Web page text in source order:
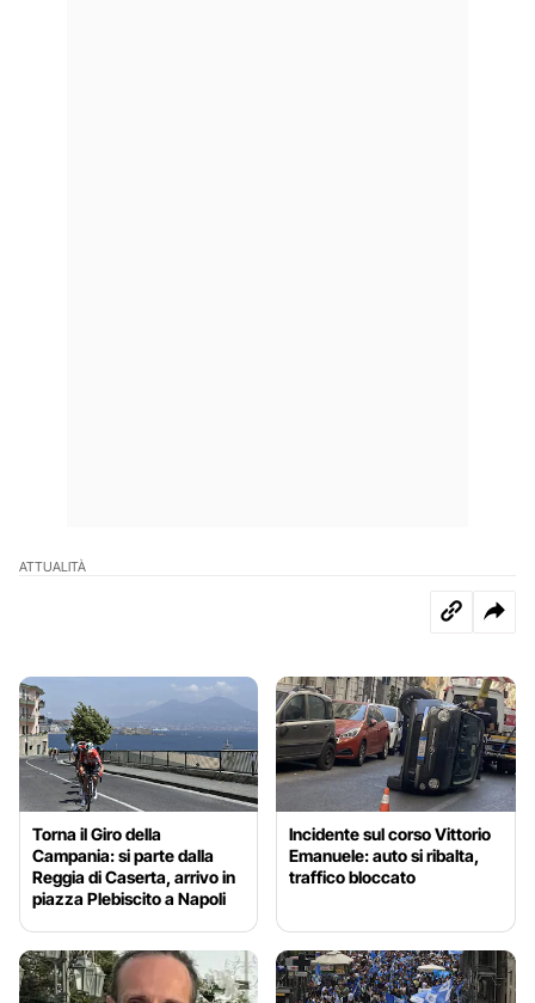
ATTUALITÀ
Torna il Giro della
Campania: si parte dalla
Reggia di Caserta, arrivo in
piazza Plebiscito a Napoli
Incidente sul corso Vittorio
Emanuele: auto si ribalta,
traffico bloccato